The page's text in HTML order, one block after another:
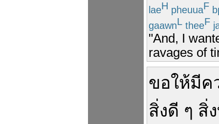
laeH pheuuaF
gaawnL theeF
"And, I
ravages of
ขอให้มีค
สิ่งดี ๆ สิ่